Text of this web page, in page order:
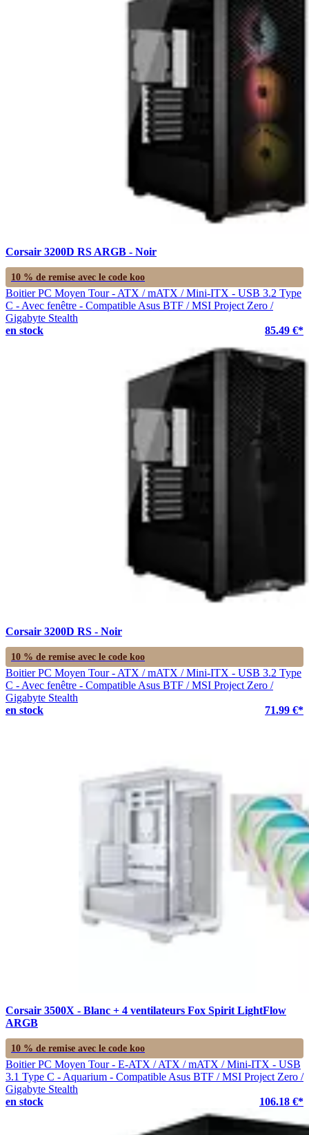
Corsair 3200D RS ARGB - Noir
10 % de remise avec le code koo
Boitier PC Moyen Tour - ATX / mATX / Mini-ITX - USB 3.2 Type
C - Avec fenêtre - Compatible Asus BTF / MSI Project Zero /
Gigabyte Stealth
en stock
85.49 €*
Corsair 3200D RS - Noir
10 % de remise avec le code koo
Boitier PC Moyen Tour - ATX / mATX / Mini-ITX - USB 3.2 Type
C - Avec fenêtre - Compatible Asus BTF / MSI Project Zero /
Gigabyte Stealth
en stock
71.99 €*
Corsair 3500X - Blanc + 4 ventilateurs Fox Spirit LightFlow
ARGB
10 % de remise avec le code koo
Boitier PC Moyen Tour - E-ATX / ATX / mATX / Mini-ITX - USB
3.1 Type C - Aquarium - Compatible Asus BTF / MSI Project Zero /
Gigabyte Stealth
en stock
106.18 €*